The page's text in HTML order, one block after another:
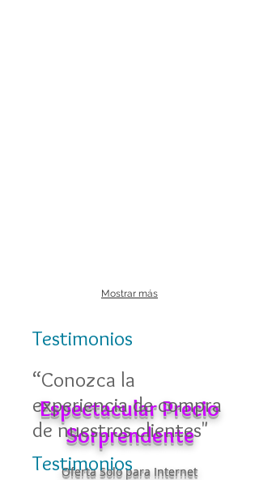
Mostrar más
Espectacular Precio
Sorprendente
Oferta Solo para Internet
Testimonios
“Conozca la
experiencia de compra
de nuestros clientes"
Testimonios